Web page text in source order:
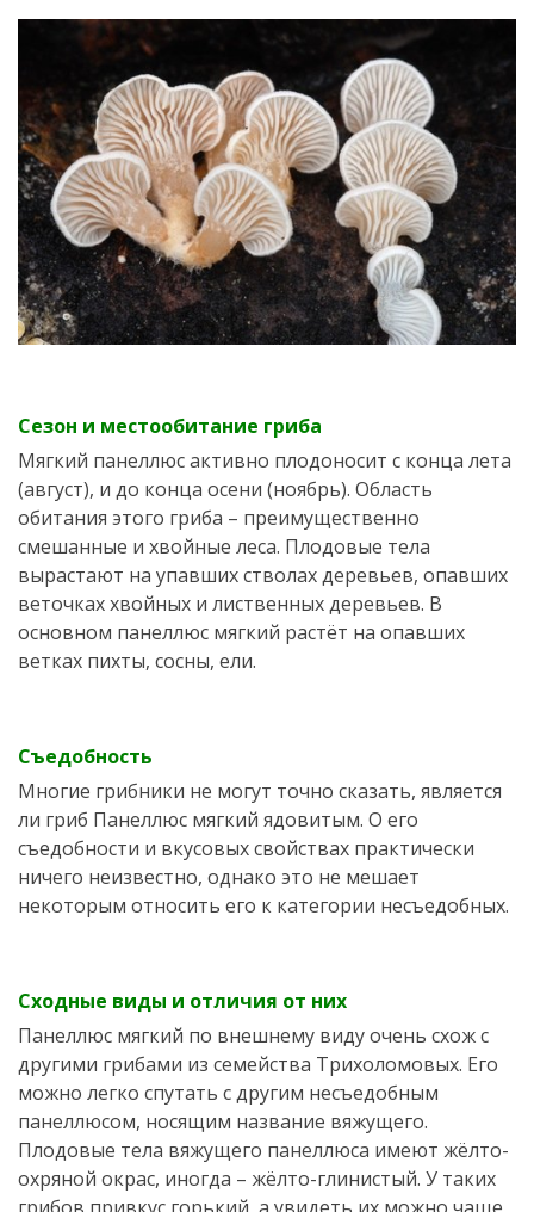
Сезон и местообитание гриба
Мягкий панеллюс активно плодоносит с конца лета
(август), и до конца осени (ноябрь). Область
обитания этого гриба – преимущественно
смешанные и хвойные леса. Плодовые тела
вырастают на упавших стволах деревьев, опавших
веточках хвойных и лиственных деревьев. В
основном панеллюс мягкий растёт на опавших
ветках пихты, сосны, ели.
Съедобность
Многие грибники не могут точно сказать, является
ли гриб Панеллюс мягкий ядовитым. О его
съедобности и вкусовых свойствах практически
ничего неизвестно, однако это не мешает
некоторым относить его к категории несъедобных.
Сходные виды и отличия от них
Панеллюс мягкий по внешнему виду очень схож с
другими грибами из семейства Трихоломовых. Его
можно легко спутать с другим несъедобным
панеллюсом, носящим название вяжущего.
Плодовые тела вяжущего панеллюса имеют жёлто-
охряной окрас, иногда – жёлто-глинистый. У таких